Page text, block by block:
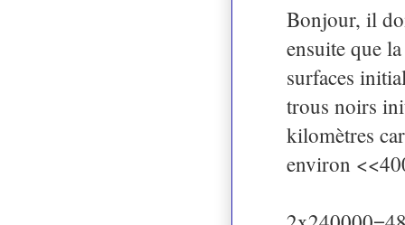
Bonjour, il
ensuite que
surfaces
trous noirs
kilomètres
environ